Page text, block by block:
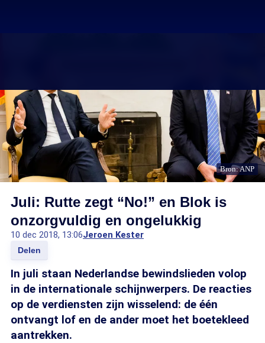
Bron: ANP
Juli: Rutte zegt “No!” en Blok is
onzorgvuldig en ongelukkig
10 dec 2018, 13:06Jeroen Kester
Delen
In juli staan Nederlandse bewindslieden volop
in de internationale schijnwerpers. De reacties
op de verdiensten zijn wisselend: de één
ontvangt lof en de ander moet het boetekleed
aantrekken.